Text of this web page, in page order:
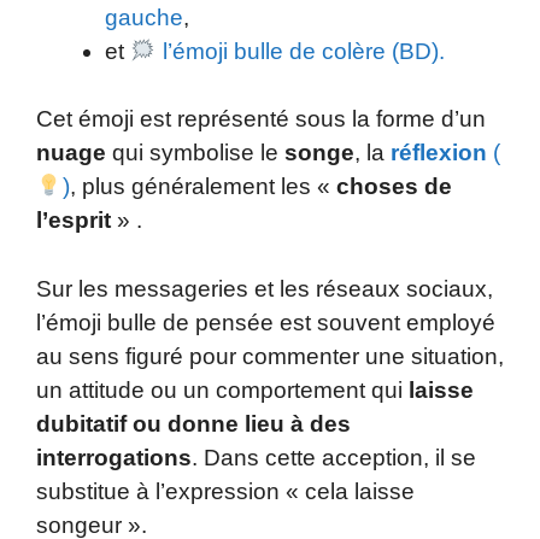
gauche,
et
l’émoji bulle de colère (BD).
Cet émoji est représenté sous la forme d’un
nuage qui symbolise le songe, la réflexion (
), plus généralement les « choses de
l’esprit » .
Sur les messageries et les réseaux sociaux,
l’émoji bulle de pensée est souvent employé
au sens figuré pour commenter une situation,
un attitude ou un comportement qui laisse
dubitatif ou donne lieu à des
interrogations. Dans cette acception, il se
substitue à l’expression « cela laisse
songeur ».